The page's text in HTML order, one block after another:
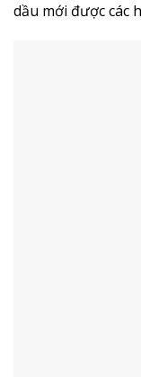
dầu mới được các